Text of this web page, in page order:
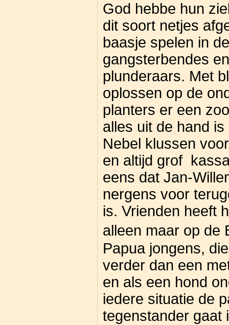
God hebbe hun
dit soort netjes
baasje spelen in
gangsterbendes
plunderaars. Met
oplossen op de
planters er een
alles uit de hand
Nebel klussen
en altijd grof
eens dat Jan-
nergens voor
is. Vrienden heeft
alleen maar op
Papua jongens,
verder dan een
en als een hond
iedere situatie de
tegenstander gaat